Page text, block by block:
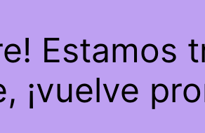
Estamos
¡vuelve